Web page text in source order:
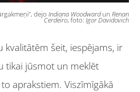
dejo Indiana Woodwardun Renan
Cerdeiro, foto: Igor Davidovich
kvalitātēm šeit, iespējams, ir
tikai jūsmot un meklēt
aprakstiem. Viszīmīgākā